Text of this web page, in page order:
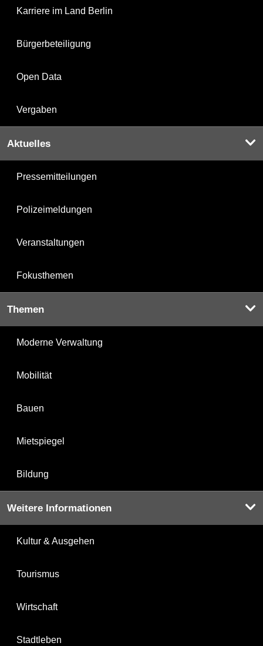
Karriere im Land Berlin
Bürgerbeteiligung
Open Data
Vergaben
Aktuelles
Pressemitteilungen
Polizeimeldungen
Veranstaltungen
Fokusthemen
Themen
Moderne Verwaltung
Mobilität
Bauen
Mietspiegel
Bildung
Weitere Informationen
Kultur & Ausgehen
Tourismus
Wirtschaft
Stadtleben